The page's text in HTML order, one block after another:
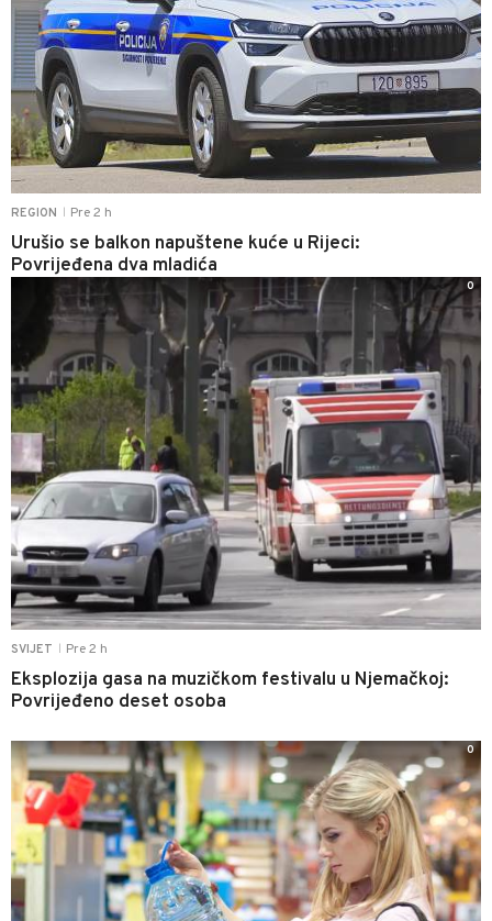
REGION Pre 2 h
Urušio se balkon napuštene kuće u Rijeci:
Povrijeđena dva mladića
SVIJET Pre 2 h
Eksplozija gasa na muzičkom festivalu u Njemačkoj:
Povrijeđeno deset osoba
0
0